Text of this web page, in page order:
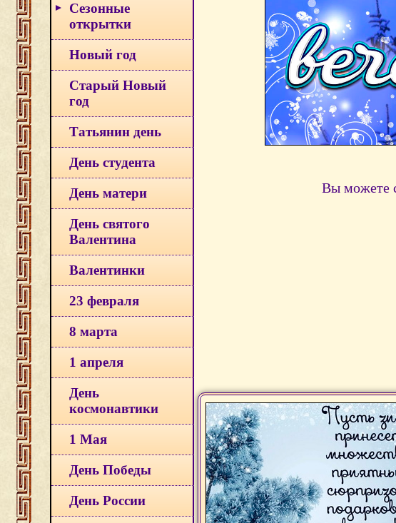
Сезонные
открытки
Новый год
Старый Новый
год
Татьянин день
День студента
День матери
День святого
Валентина
Валентинки
23 февраля
8 марта
1 апреля
День
космонавтики
1 Мая
День Победы
День России
Вы можете